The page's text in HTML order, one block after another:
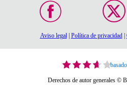
Aviso legal| Política de privacidad|
Derechos de autor generales ©